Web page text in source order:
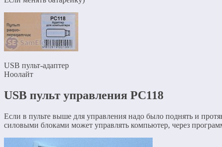
USB пульт-адаптер
Ноолайт
USB пульт управления PC118
Если в пульте выше для управления надо было поднять и
силовыми блоками может управлять компьютер, через